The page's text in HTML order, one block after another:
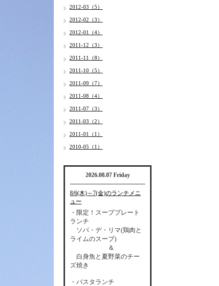
2012-03（5）
2012-02（3）
2012-01（4）
2011-12（3）
2011-11（8）
2011-10（5）
2011-09（7）
2011-08（4）
2011-07（3）
2011-03（2）
2011-01（1）
2010-05（1）
2026.08.07 Friday
8/6(木)～7(金)のランチメニ
ュー
・限定！スーププレート
ランチ
ソパ・デ・リマ(鶏肉と
ライムのスープ)
＆
白身魚と夏野菜のチー
ズ焼き
・パスタランチ